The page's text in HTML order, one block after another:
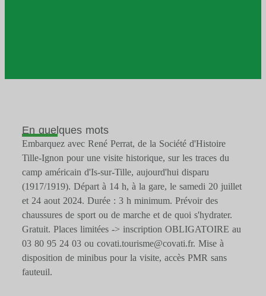
En quelques mots
Embarquez avec René Perrat, de la Société d'Histoire
Tille-Ignon pour une visite historique, sur les traces du
camp américain d'Is-sur-Tille, aujourd'hui disparu
(1917/1919). Départ à 14 h, à la gare, le samedi 20 juillet
et 24 aout 2024. Durée : 3 h minimum. Prévoir des
chaussures de sport ou de marche et de quoi s'hydrater.
Gratuit. Places limitées -> inscription OBLIGATOIRE au
03 80 95 24 03 ou covati.tourisme@covati.fr. Mise à
disposition de minibus pour la visite, accès PMR sans
fauteuil.